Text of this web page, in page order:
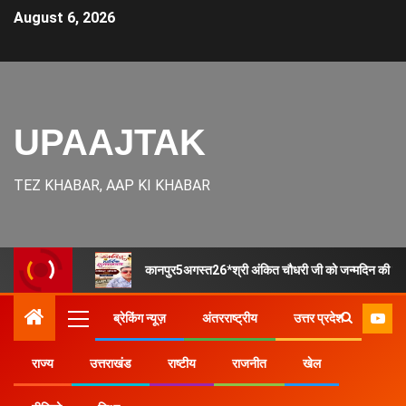
August 6, 2026
UPAAJTAK
TEZ KHABAR, AAP KI KHABAR
कानपुर5अगस्त26*श्री अंकित चौधरी जी को जन्मदिन की
ब्रेकिंग न्यूज़ अंतरराष्ट्रीय उत्तर प्रदेश
राज्य उत्तराखंड राष्टीय राजनीत खेल